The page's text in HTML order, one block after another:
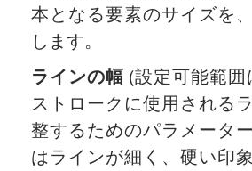
本となる要素のサイズを
します。
ラインの幅 (設定可能範囲
ストロークに使用される
整するためのパラメータ
はラインが細く、硬い印